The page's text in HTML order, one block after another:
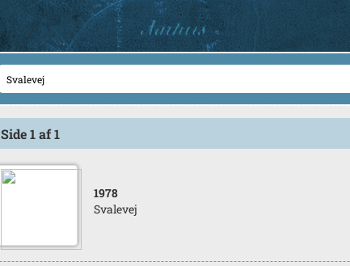
Side 1 af 1
1978
Svalevej